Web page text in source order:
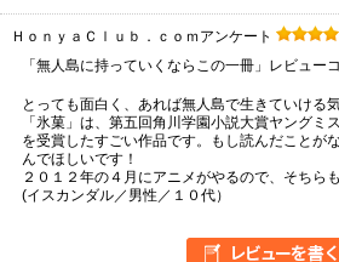
ＨｏｎｙａＣｌｕｂ．ｃｏｍアンケート
「無人島に持っていくならこの一冊」レビュー
とっても面白く、あれば無人島で生きていける
「氷菓」は、第五回角川学園小説大賞ヤングミ
を受賞したすごい作品です。もし読んだことが
んでほしいです！
２０１２年の４月にアニメがやるので、そちら
(イスカンダル／男性／１０代）